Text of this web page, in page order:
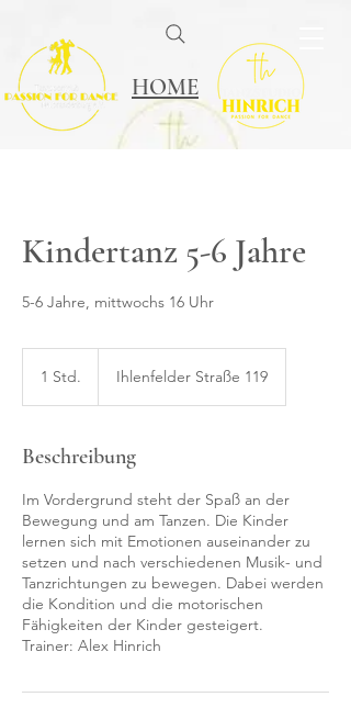
HOME
Kindertanz 5-6 Jahre
5-6 Jahre, mittwochs 16 Uhr
1 Std. Ihlenfelder Straße 119
Beschreibung
Im Vordergrund steht der Spaß an der
Bewegung und am Tanzen. Die Kinder
lernen sich mit Emotionen auseinander zu
setzen und nach verschiedenen Musik- und
Tanzrichtungen zu bewegen. Dabei werden
die Kondition und die motorischen
Fähigkeiten der Kinder gesteigert.
Trainer: Alex Hinrich